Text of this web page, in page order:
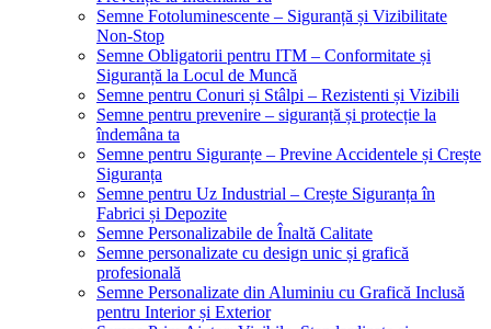
Semne Fotoluminescente – Siguranță și Vizibilitate
Non-Stop
Semne Obligatorii pentru ITM – Conformitate și
Siguranță la Locul de Muncă
Semne pentru Conuri și Stâlpi – Rezistenti și Vizibili
Semne pentru prevenire – siguranță și protecție la
îndemâna ta
Semne pentru Siguranțe – Previne Accidentele și Crește
Siguranța
Semne pentru Uz Industrial – Crește Siguranța în
Fabrici și Depozite
Semne Personalizabile de Înaltă Calitate
Semne personalizate cu design unic și grafică
profesională
Semne Personalizate din Aluminiu cu Grafică Inclusă
pentru Interior și Exterior